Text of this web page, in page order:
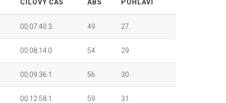
CÍLOVÝ ČAS ABS POHLAVÍ
00:07:40.3 49. 27.
00:08:14.0 54. 29.
00:09:36.1 56. 30.
00:12:58.1 59. 31.